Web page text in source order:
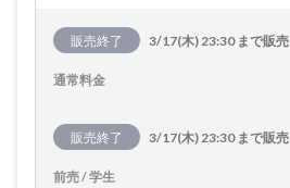
販売終了 3/17(木) 23:30 まで販売
通常料金
販売終了 3/17(木) 23:30 まで販売
前売 / 学生